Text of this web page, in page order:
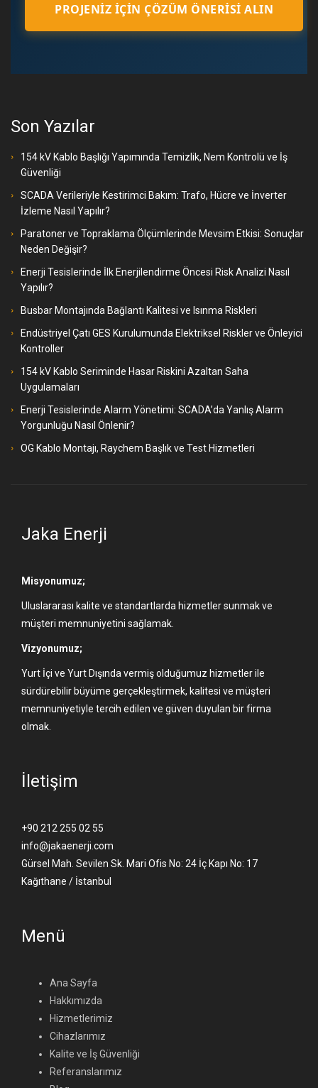
PROJENIZ İÇIN ÇÖZÜM ÖNERISI ALIN
Son Yazılar
154 kV Kablo Başlığı Yapımında Temizlik, Nem Kontrolü ve İş
Güvenliği
SCADA Verileriyle Kestirimci Bakım: Trafo, Hücre ve İnverter
İzleme Nasıl Yapılır?
Paratoner ve Topraklama Ölçümlerinde Mevsim Etkisi: Sonuçlar
Neden Değişir?
Enerji Tesislerinde İlk Enerjilendirme Öncesi Risk Analizi Nasıl
Yapılır?
Busbar Montajında Bağlantı Kalitesi ve Isınma Riskleri
Endüstriyel Çatı GES Kurulumunda Elektriksel Riskler ve Önleyici
Kontroller
154 kV Kablo Seriminde Hasar Riskini Azaltan Saha
Uygulamaları
Enerji Tesislerinde Alarm Yönetimi: SCADA’da Yanlış Alarm
Yorgunluğu Nasıl Önlenir?
OG Kablo Montajı, Raychem Başlık ve Test Hizmetleri
Jaka Enerji
Misyonumuz;
Uluslararası kalite ve standartlarda hizmetler sunmak ve
müşteri memnuniyetini sağlamak.
Vizyonumuz;
Yurt İçi ve Yurt Dışında vermiş olduğumuz hizmetler ile
sürdürebilir büyüme gerçekleştirmek, kalitesi ve müşteri
memnuniyetiyle tercih edilen ve güven duyulan bir firma
olmak.
İletişim
+90 212 255 02 55
info@jakaenerji.com
Gürsel Mah. Sevilen Sk. Mari Ofis No: 24 İç Kapı No: 17
Kağıthane / İstanbul
Menü
Ana Sayfa
Hakkımızda
Hizmetlerimiz
Cihazlarımız
Kalite ve İş Güvenliği
Referanslarımız